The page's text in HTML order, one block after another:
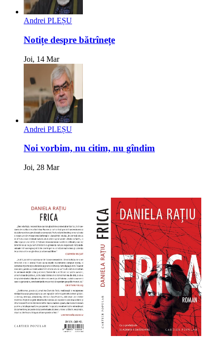
Andrei PLEȘU
Notițe despre bătrînețe
Joi, 14 Mar
Andrei PLEȘU
Noi vorbim, nu citim, nu gîndim
Joi, 28 Mar